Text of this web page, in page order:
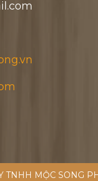
TNHH MỘC SONG